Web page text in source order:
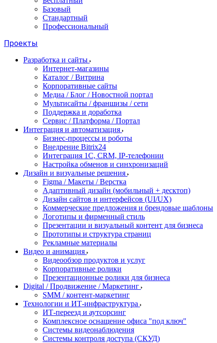
Базовый
Стандартный
Профессиональный
Проекты
Разработка и сайты
Интернет-магазины
Каталог / Витрина
Корпоративные сайты
Медиа / Блог / Новостной портал
Мультисайты / франшизы / сети
Поддержка и доработка
Сервис / Платформа / Портал
Интеграция и автоматизация
Бизнес-процессы и роботы
Внедрение Bitrix24
Интеграция 1С, CRM, IP-телефонии
Настройка обменов и синхронизаций
Дизайн и визуальные решения
Figma / Макеты / Верстка
Адаптивный дизайн (мобильный + десктоп)
Дизайн сайтов и интерфейсов (UI/UX)
Коммерческие предложения и брендовые шаблоны
Логотипы и фирменный стиль
Презентации и визуальный контент для бизнеса
Прототипы и структура страниц
Рекламные материалы
Видео и анимация
Видеообзор продуктов и услуг
Корпоративные ролики
Презентационные ролики для бизнеса
Digital / Продвижение / Маркетинг
SMM / контент-маркетинг
Технологии и ИТ-инфраструктура
ИТ-переезд и аутсорсинг
Комплексное оснащение офиса "под ключ"
Системы видеонаблюдения
Системы контроля доступа (СКУД)